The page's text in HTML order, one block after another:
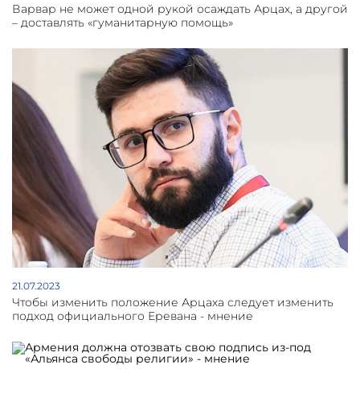
Варвар не может одной рукой осаждать Арцах, а другой
– доставлять «гуманитарную помощь»
21.07.2023
Чтобы изменить положение Арцаха следует изменить
подход официального Еревана - мнение